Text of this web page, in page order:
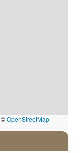
©OpenStreetMap